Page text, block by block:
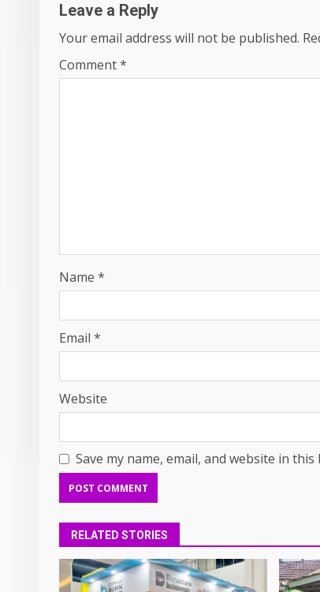
Leave a Reply
Your email address will not be published.
Comment*
Name *
Email *
Website
Save my name, email, and website in
RELATED STORIES